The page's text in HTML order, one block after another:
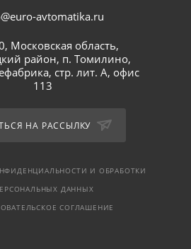
avtomatika.ru
Московская область,
район, п. Томилино,
стр. лит. А, офис
113
НА РАССЫЛКУ
И ОБРАБОТКИ
ДАННЫХ
СОГЛАШЕНИЕ